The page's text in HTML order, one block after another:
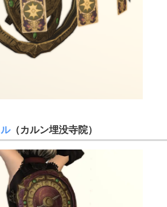
ル（カルン埋没寺院）